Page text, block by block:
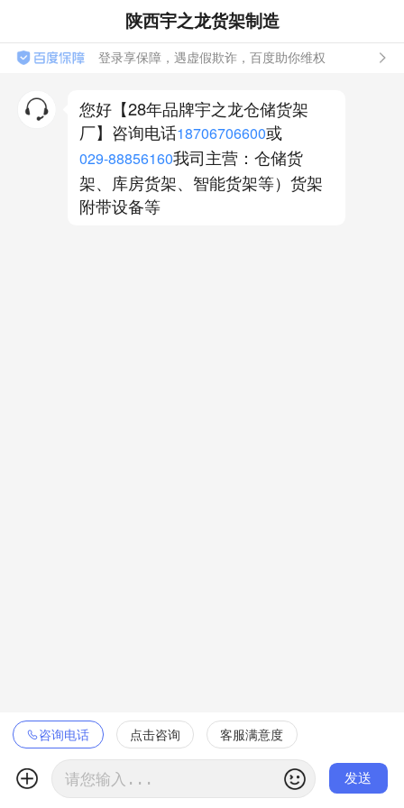
陕西宇之龙货架制造
登录享保障，遇虚假欺诈，百度助你维权
您好【28年品牌宇之龙仓储货架
厂】咨询电话18706706600或
029-88856160我司主营：仓储货
架、库房货架、智能货架等）货架
附带设备等
咨询电话 点击咨询 客服满意度
发送